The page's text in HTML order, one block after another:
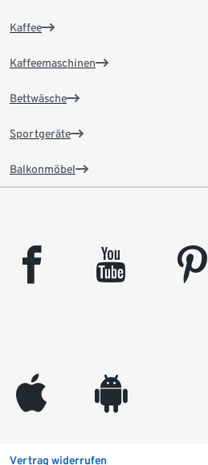
Kaffee
Kaffeemaschinen
Bettwäsche
Sportgeräte
Balkonmöbel
facebook youtube pinterest
appleinc android
Vertrag widerrufen